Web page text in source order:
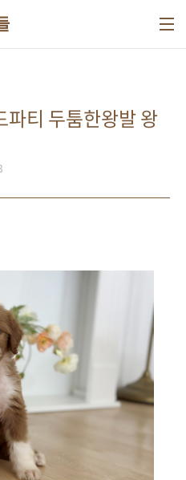
티 두툼한왕발 왕